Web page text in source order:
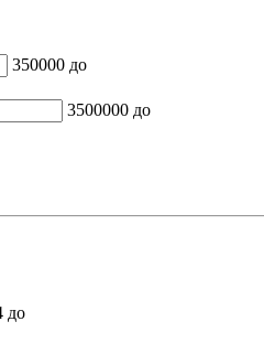
350000 до
3500000 до
до